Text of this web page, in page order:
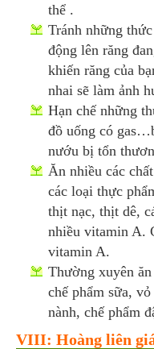
thể .
Tránh những
động lên răng
khiến răng của
nhai sẽ làm ảnh
Hạn chế những
đồ uống có
nướu bị tổn
Ăn nhiều các
các loại thực
thịt nạc, thịt dê,
nhiều vitamin A.
vitamin A.
Thường xuyên
chế phẩm sữa,
nành, chế phẩm
VIII: Hoàng liên